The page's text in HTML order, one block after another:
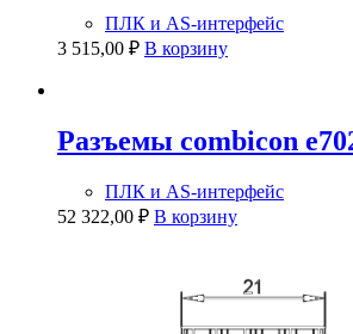
ПЛК и AS-интерфейс
3 515,00 ₽ В корзину
Разъемы combicon
ПЛК и AS-интерфейс
52 322,00 ₽ В корзину